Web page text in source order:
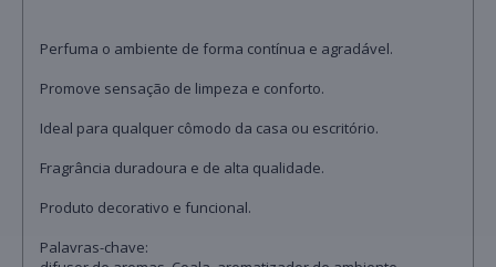
Perfuma o ambiente de forma contínua e agradável.
Promove sensação de limpeza e conforto.
Ideal para qualquer cômodo da casa ou escritório.
Fragrância duradoura e de alta qualidade.
Produto decorativo e funcional.
Palavras-chave: